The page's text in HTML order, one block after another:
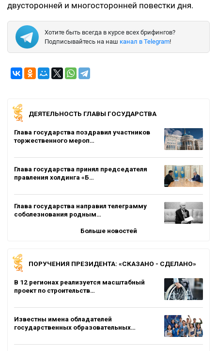
двусторонней и многосторонней повестки дня.
Хотите быть всегда в курсе всех брифингов?
Подписывайтесь на наш канал в Telegram!
ДЕЯТЕЛЬНОСТЬ ГЛАВЫ ГОСУДАРСТВА
Глава государства поздравил участников
торжественного мероп…
Глава государства принял председателя
правления холдинга «Б…
Глава государства направил телеграмму
соболезнования родным…
Больше новостей
ПОРУЧЕНИЯ ПРЕЗИДЕНТА: «СКАЗАНО - СДЕЛАНО»
В 12 регионах реализуется масштабный
проект по строительств…
Известны имена обладателей
государственных образовательных…